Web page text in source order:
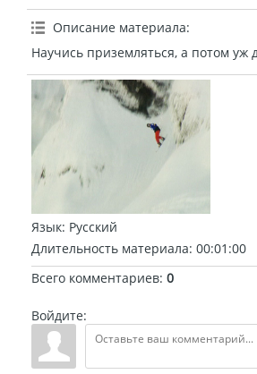
Описание материала:
Научись приземляться, а потом уж
Язык: Русский
Длительность материала: 00:01:00
Всего комментариев: 0
Войдите: